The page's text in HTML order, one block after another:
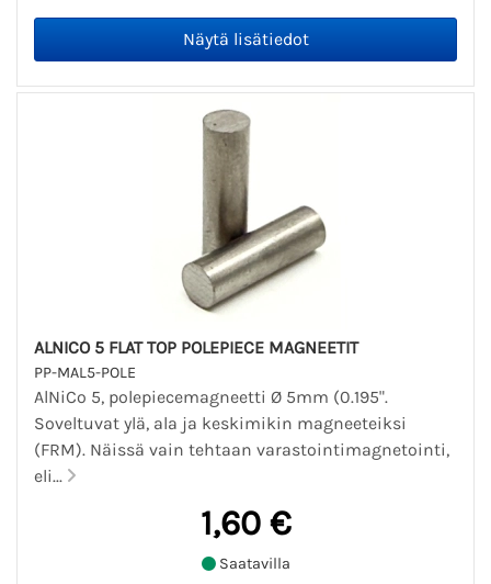
ALNICO 5 FLAT TOP POLEPIECE MAGNEETIT
PP-MAL5-POLE
AlNiCo 5, polepiecemagneetti Ø 5mm (0.195".
Soveltuvat ylä, ala ja keskimikin magneeteiksi
(FRM). Näissä vain tehtaan varastointimagnetointi,
eli...
1,60 €
Saatavilla